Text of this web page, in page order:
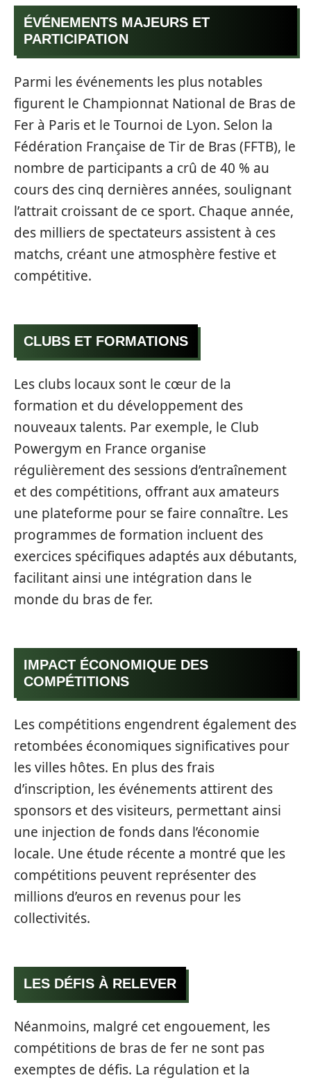
ÉVÉNEMENTS MAJEURS ET
PARTICIPATION
Parmi les événements les plus notables
figurent le Championnat National de Bras de
Fer à Paris et le Tournoi de Lyon. Selon la
Fédération Française de Tir de Bras (FFTB), le
nombre de participants a crû de 40 % au
cours des cinq dernières années, soulignant
l’attrait croissant de ce sport. Chaque année,
des milliers de spectateurs assistent à ces
matchs, créant une atmosphère festive et
compétitive.
CLUBS ET FORMATIONS
Les clubs locaux sont le cœur de la
formation et du développement des
nouveaux talents. Par exemple, le Club
Powergym en France organise
régulièrement des sessions d’entraînement
et des compétitions, offrant aux amateurs
une plateforme pour se faire connaître. Les
programmes de formation incluent des
exercices spécifiques adaptés aux débutants,
facilitant ainsi une intégration dans le
monde du bras de fer.
IMPACT ÉCONOMIQUE DES
COMPÉTITIONS
Les compétitions engendrent également des
retombées économiques significatives pour
les villes hôtes. En plus des frais
d’inscription, les événements attirent des
sponsors et des visiteurs, permettant ainsi
une injection de fonds dans l’économie
locale. Une étude récente a montré que les
compétitions peuvent représenter des
millions d’euros en revenus pour les
collectivités.
LES DÉFIS À RELEVER
Néanmoins, malgré cet engouement, les
compétitions de bras de fer ne sont pas
exemptes de défis. La régulation et la